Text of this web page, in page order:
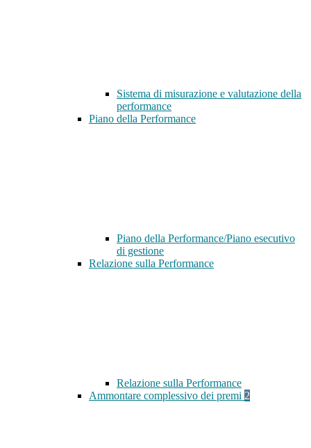
Sistema di misurazione e valutazione della
performance
Piano della Performance
Piano della Performance/Piano esecutivo
di gestione
Relazione sulla Performance
Relazione sulla Performance
Ammontare complessivo dei premi 2